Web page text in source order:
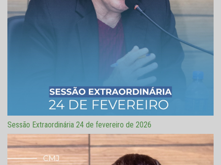
Sessão Extraordinária 24 de fevereiro de 2026